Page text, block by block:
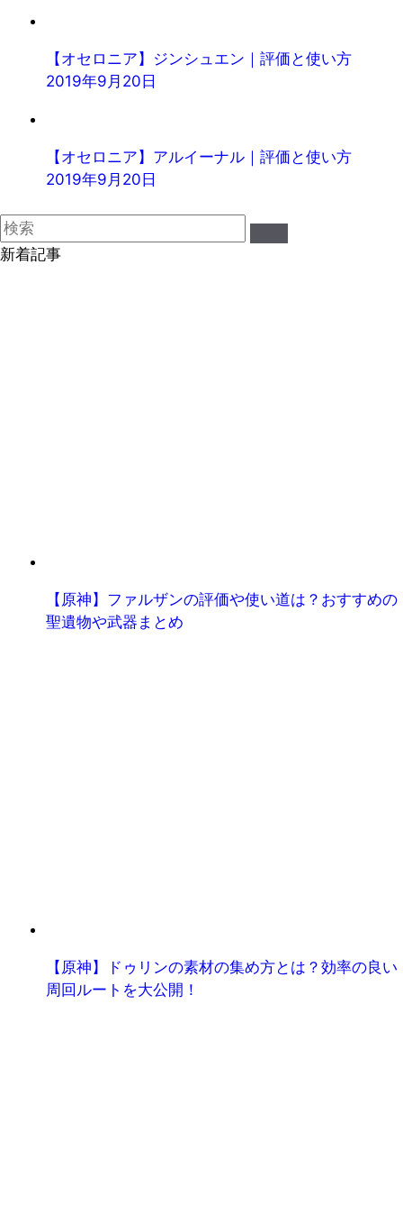
【オセロニア】ジンシュエン｜評価と使い方
2019年9月20日
【オセロニア】アルイーナル｜評価と使い方
2019年9月20日
新着記事
【原神】ファルザンの評価や使い道は？おすすめの
聖遺物や武器まとめ
【原神】ドゥリンの素材の集め方とは？効率の良い
周回ルートを大公開！